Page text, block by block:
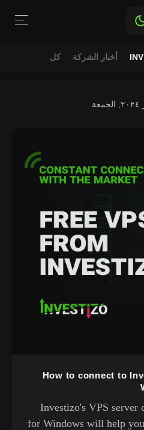
كل أخبار الشركة
How to connect to
Investizo's VPS server
for Windows will help